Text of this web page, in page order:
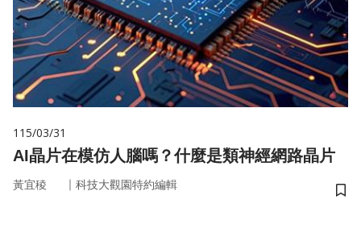
115/03/31
AI晶片在模仿人腦嗎？什麼是類神經網路晶片
黃宜稜 ｜ 科技大觀園特約編輯
儲